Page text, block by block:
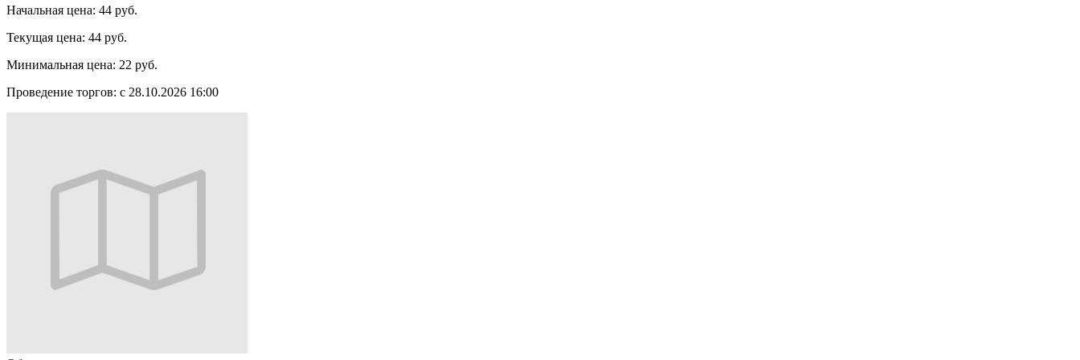
Начальная цена: 44 руб.
Текущая цена: 44 руб.
Минимальная цена: 22 руб.
Проведение торгов: с 28.10.2026 16:00